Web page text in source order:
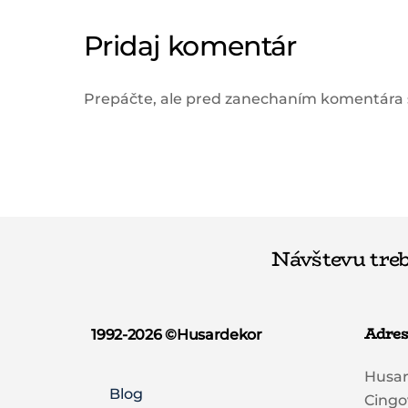
Pridaj komentár
Prepáčte, ale pred zanechaním komentára
Návštevu
1992-2026 ©️Husardekor
Blog